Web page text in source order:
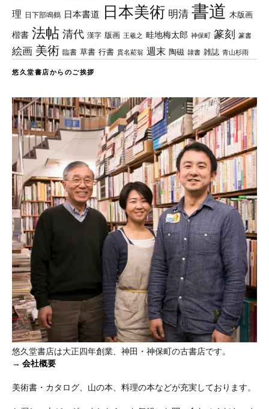
理 日下部鳴鶴 日本書道 日本美術 明清 書道 木版画
楷書 法帖 清代 漢字 版画 王羲之 畦地梅太郎 神保町 篆刻 篆書
絵画 美術 臨書 草書 行書 貫名菘翁 週末 陶磁 隷書 雑誌 青山杉雨
悠久堂書店からのご挨拶
悠久堂書店は大正四年創業、神田・神保町の古書店です。
→ 会社概要
美術書・カタログ、山の本、料理の本などが充実しております。